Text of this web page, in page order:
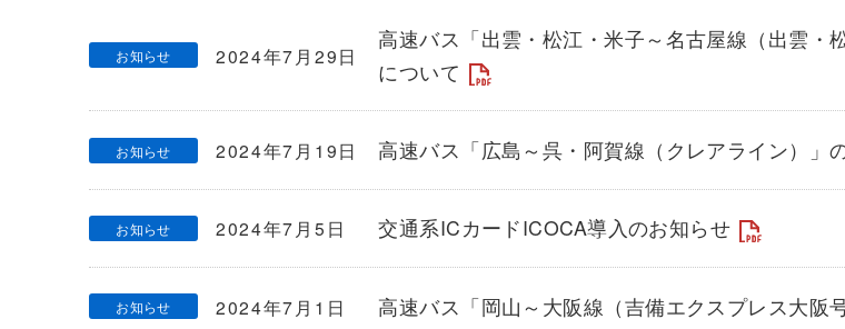
高速バス「出雲・松江・米子～名古屋線（出雲・
について
2024年7月29日
お知らせ
高速バス「広島～呉・阿賀線（クレアライン）」
2024年7月19日
お知らせ
交通系ICカードICOCA導入のお知らせ
2024年7月5日
お知らせ
高速バス「岡山～大阪線（吉備エクスプレス大阪
2024年7月1日
お知らせ